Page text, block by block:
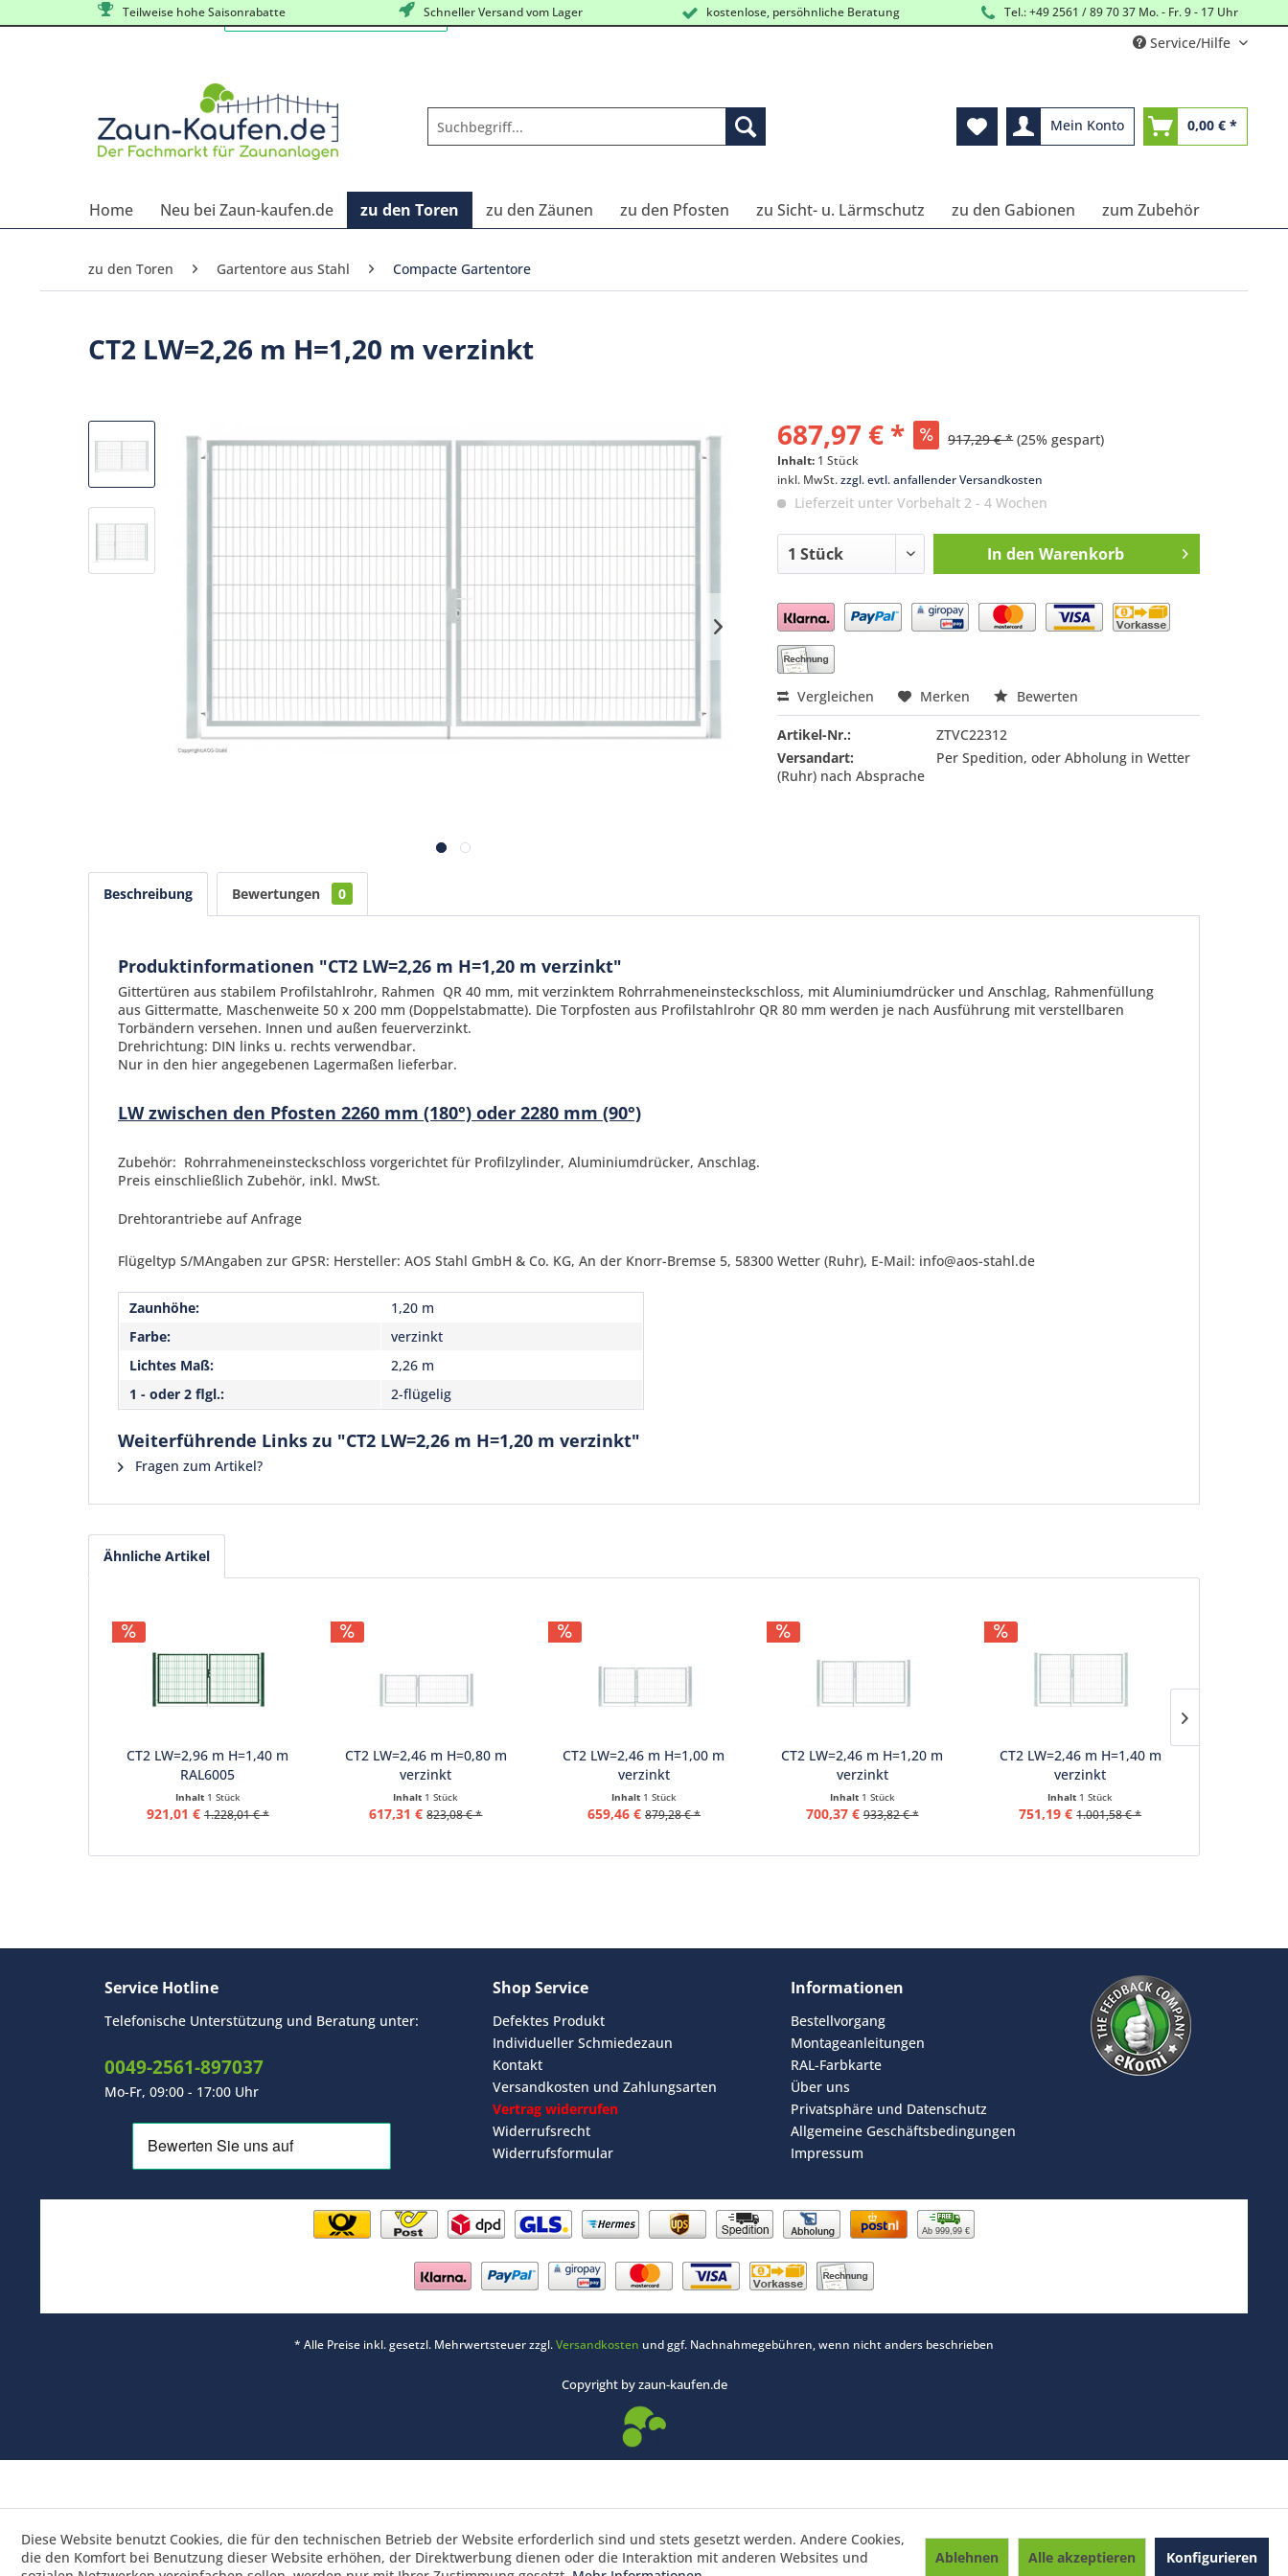
Teilweise hohe Saisonrabatte Schneller Versand vom Lager kostenlose, persöhnliche Beratung Tel.: +49 2561 / 89 70 37 Mo. - Fr. 9 - 17 Uhr
Service/Hilfe
Mein Konto 0,00 € *
Home Neu bei Zaun-kaufen.de zu den Toren zu den Zäunen zu den Pfosten zu Sicht- u. Lärmschutz zu den Gabionen zum Zubehör
zu den Toren Gartentore aus Stahl Compacte Gartentore
CT2 LW=2,26 m H=1,20 m verzinkt
687,97 € * 917,29 € * (25% gespart)
Inhalt: 1 Stück
inkl. MwSt.zzgl. evtl. anfallender Versandkosten
Lieferzeit unter Vorbehalt 2 - 4 Wochen
In den Warenkorb
Preis anfragen
Vergleichen Merken Bewerten
Artikel-Nr.:
ZTVC22312
Versandart:
Per Spedition, oder Abholung in Wetter
(Ruhr) nach Absprache
Beschreibung Bewertungen 0
Produktinformationen "CT2 LW=2,26 m H=1,20 m verzinkt"
Gittertüren aus stabilem Profilstahlrohr, Rahmen QR 40 mm, mit verzinktem Rohrrahmeneinsteckschloss, mit Aluminiumdrücker und Anschlag, Rahmenfüllung
aus Gittermatte, Maschenweite 50 x 200 mm (Doppelstabmatte). Die Torpfosten aus Profilstahlrohr QR 80 mm werden je nach Ausführung mit verstellbaren
Torbändern versehen. Innen und außen feuerverzinkt.
Drehrichtung: DIN links u. rechts verwendbar.
Nur in den hier angegebenen Lagermaßen lieferbar.
LW zwischen den Pfosten 2260 mm (180°) oder 2280 mm (90°)
Zubehör: Rohrrahmeneinsteckschloss vorgerichtet für Profilzylinder, Aluminiumdrücker, Anschlag.
Preis einschließlich Zubehör, inkl. MwSt.
Drehtorantriebe auf Anfrage
Flügeltyp S/MAngaben zur GPSR: Hersteller: AOS Stahl GmbH & Co. KG, An der Knorr-Bremse 5, 58300 Wetter (Ruhr), E-Mail: info@aos-stahl.de
Zaunhöhe:
1,20 m
Farbe:
verzinkt
Lichtes Maß:
2,26 m
1 - oder 2 flgl.:
2-flügelig
Weiterführende Links zu "CT2 LW=2,26 m H=1,20 m verzinkt"
Fragen zum Artikel?
Ähnliche Artikel
CT2 LW=2,96 m H=1,40 m
RAL6005
Inhalt 1 Stück
921,01 € 1.228,01 € *
CT2 LW=2,46 m H=0,80 m
verzinkt
Inhalt 1 Stück
617,31 € 823,08 € *
CT2 LW=2,46 m H=1,00 m
verzinkt
Inhalt 1 Stück
659,46 € 879,28 € *
CT2 LW=2,46 m H=1,20 m
verzinkt
Inhalt 1 Stück
700,37 € 933,82 € *
CT2 LW=2,46 m H=1,40 m
verzinkt
Inhalt 1 Stück
751,19 € 1.001,58 € *
Service Hotline
Telefonische Unterstützung und Beratung unter:
0049-2561-897037
Mo-Fr, 09:00 - 17:00 Uhr
Shop Service
Defektes Produkt
Individueller Schmiedezaun
Kontakt
Versandkosten und Zahlungsarten
Vertrag widerrufen
Widerrufsrecht
Widerrufsformular
Informationen
Bestellvorgang
Montageanleitungen
RAL-Farbkarte
Über uns
Privatsphäre und Datenschutz
Allgemeine Geschäftsbedingungen
Impressum
Ab 999,99 €
* Alle Preise inkl. gesetzl. Mehrwertsteuer zzgl.Versandkosten und ggf. Nachnahmegebühren, wenn nicht anders beschrieben
Copyright by zaun-kaufen.de
Diese Website benutzt Cookies, die für den technischen Betrieb der Website erforderlich sind und stets gesetzt werden. Andere Cookies,
die den Komfort bei Benutzung dieser Website erhöhen, der Direktwerbung dienen oder die Interaktion mit anderen Websites und
Ablehnen Alle akzeptieren Konfigurieren